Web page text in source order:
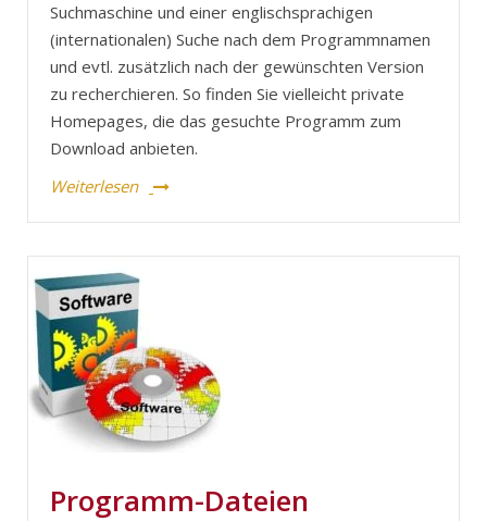
Suchmaschine und einer englischsprachigen
(internationalen) Suche nach dem Programmnamen
und evtl. zusätzlich nach der gewünschten Version
zu recherchieren. So finden Sie vielleicht private
Homepages, die das gesuchte Programm zum
Download anbieten.
Weiterlesen
Programm-Dateien